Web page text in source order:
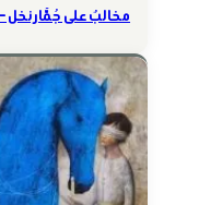
مخالبٌ على جُمَّار نخل